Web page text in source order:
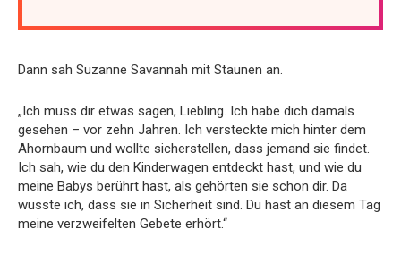
Dann sah Suzanne Savannah mit Staunen an.
„Ich muss dir etwas sagen, Liebling. Ich habe dich damals
gesehen – vor zehn Jahren. Ich versteckte mich hinter dem
Ahornbaum und wollte sicherstellen, dass jemand sie findet.
Ich sah, wie du den Kinderwagen entdeckt hast, und wie du
meine Babys berührt hast, als gehörten sie schon dir. Da
wusste ich, dass sie in Sicherheit sind. Du hast an diesem Tag
meine verzweifelten Gebete erhört.“